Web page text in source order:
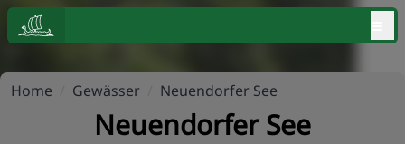
Home Gewässer Neuendorfer See
Neuendorfer See